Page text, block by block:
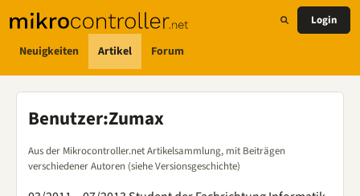
Neuigkeiten Artikel Forum
Login
Benutzer:Zumax
Aus der Mikrocontroller.net Artikelsammlung, mit Beiträgen
verschiedener Autoren (siehe Versionsgeschichte)